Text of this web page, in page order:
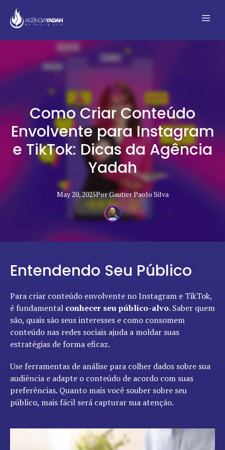
Como Criar Conteúdo
Envolvente para Instagram
e TikTok: Dicas da Agência
Yadah
May 20, 2025PorGautier Paolo Silva
Entendendo Seu Público
Para criar conteúdo envolvente no Instagram e TikTok,
é fundamental conhecer seu público-alvo. Saber quem
são, quais são seus interesses e como consomem
conteúdo nas redes sociais ajuda a moldar suas
estratégias de forma eficaz.
Use ferramentas de análise para colher dados sobre sua
audiência e adapte o conteúdo de acordo com suas
preferências. Quanto mais você souber sobre seu
público, mais fácil será capturar sua atenção.